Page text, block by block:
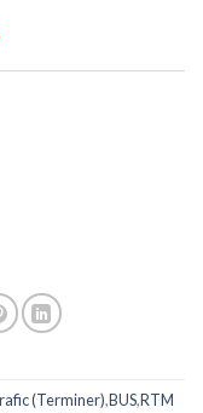
(Terminer),BUS,RTM